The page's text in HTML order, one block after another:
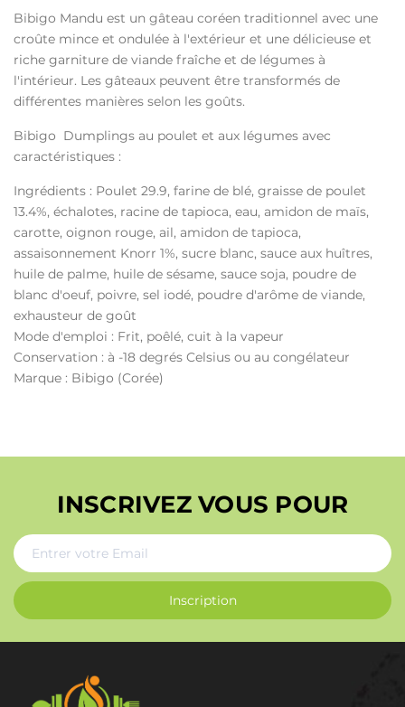
Bibigo Mandu est un gâteau coréen traditionnel avec une
croûte mince et ondulée à l'extérieur et une délicieuse et
riche garniture de viande fraîche et de légumes à
l'intérieur. Les gâteaux peuvent être transformés de
différentes manières selon les goûts.
Bibigo Dumplings au poulet et aux légumes avec
caractéristiques :
Ingrédients : Poulet 29.9, farine de blé, graisse de poulet
13.4%, échalotes, racine de tapioca, eau, amidon de maïs,
carotte, oignon rouge, ail, amidon de tapioca,
assaisonnement Knorr 1%, sucre blanc, sauce aux huîtres,
huile de palme, huile de sésame, sauce soja, poudre de
blanc d'oeuf, poivre, sel iodé, poudre d'arôme de viande,
exhausteur de goût
Mode d'emploi : Frit, poêlé, cuit à la vapeur
Conservation : à -18 degrés Celsius ou au congélateur
Marque : Bibigo (Corée)
INSCRIVEZ VOUS POUR
Inscription